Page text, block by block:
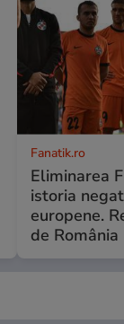
Fanatik.ro
Eliminarea
istoria
europene.
de România